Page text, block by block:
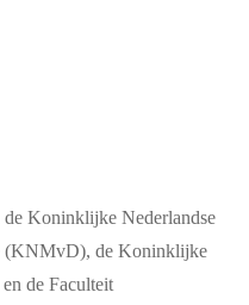
Koninklijke Nederlandse
(KNMvD), de Koninklijke
de Faculteit